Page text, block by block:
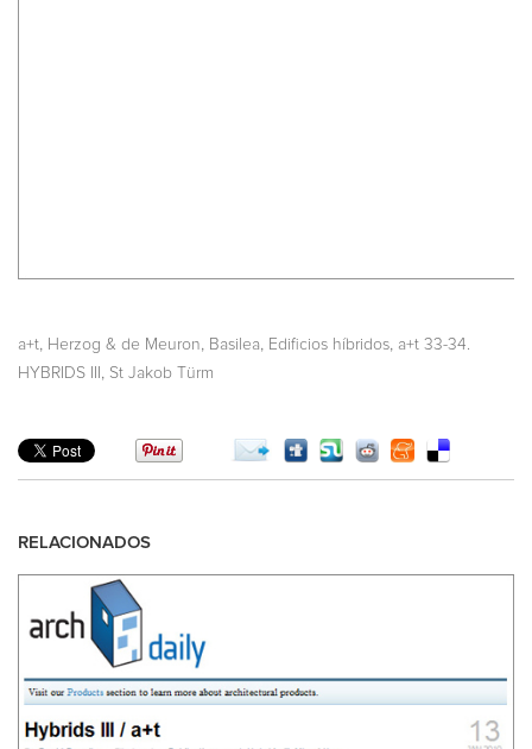
a+t Herzog & de Meuron Basilea Edificios híbridos a+t 33-34.
HYBRIDS III
St Jakob Türm
RELACIONADOS